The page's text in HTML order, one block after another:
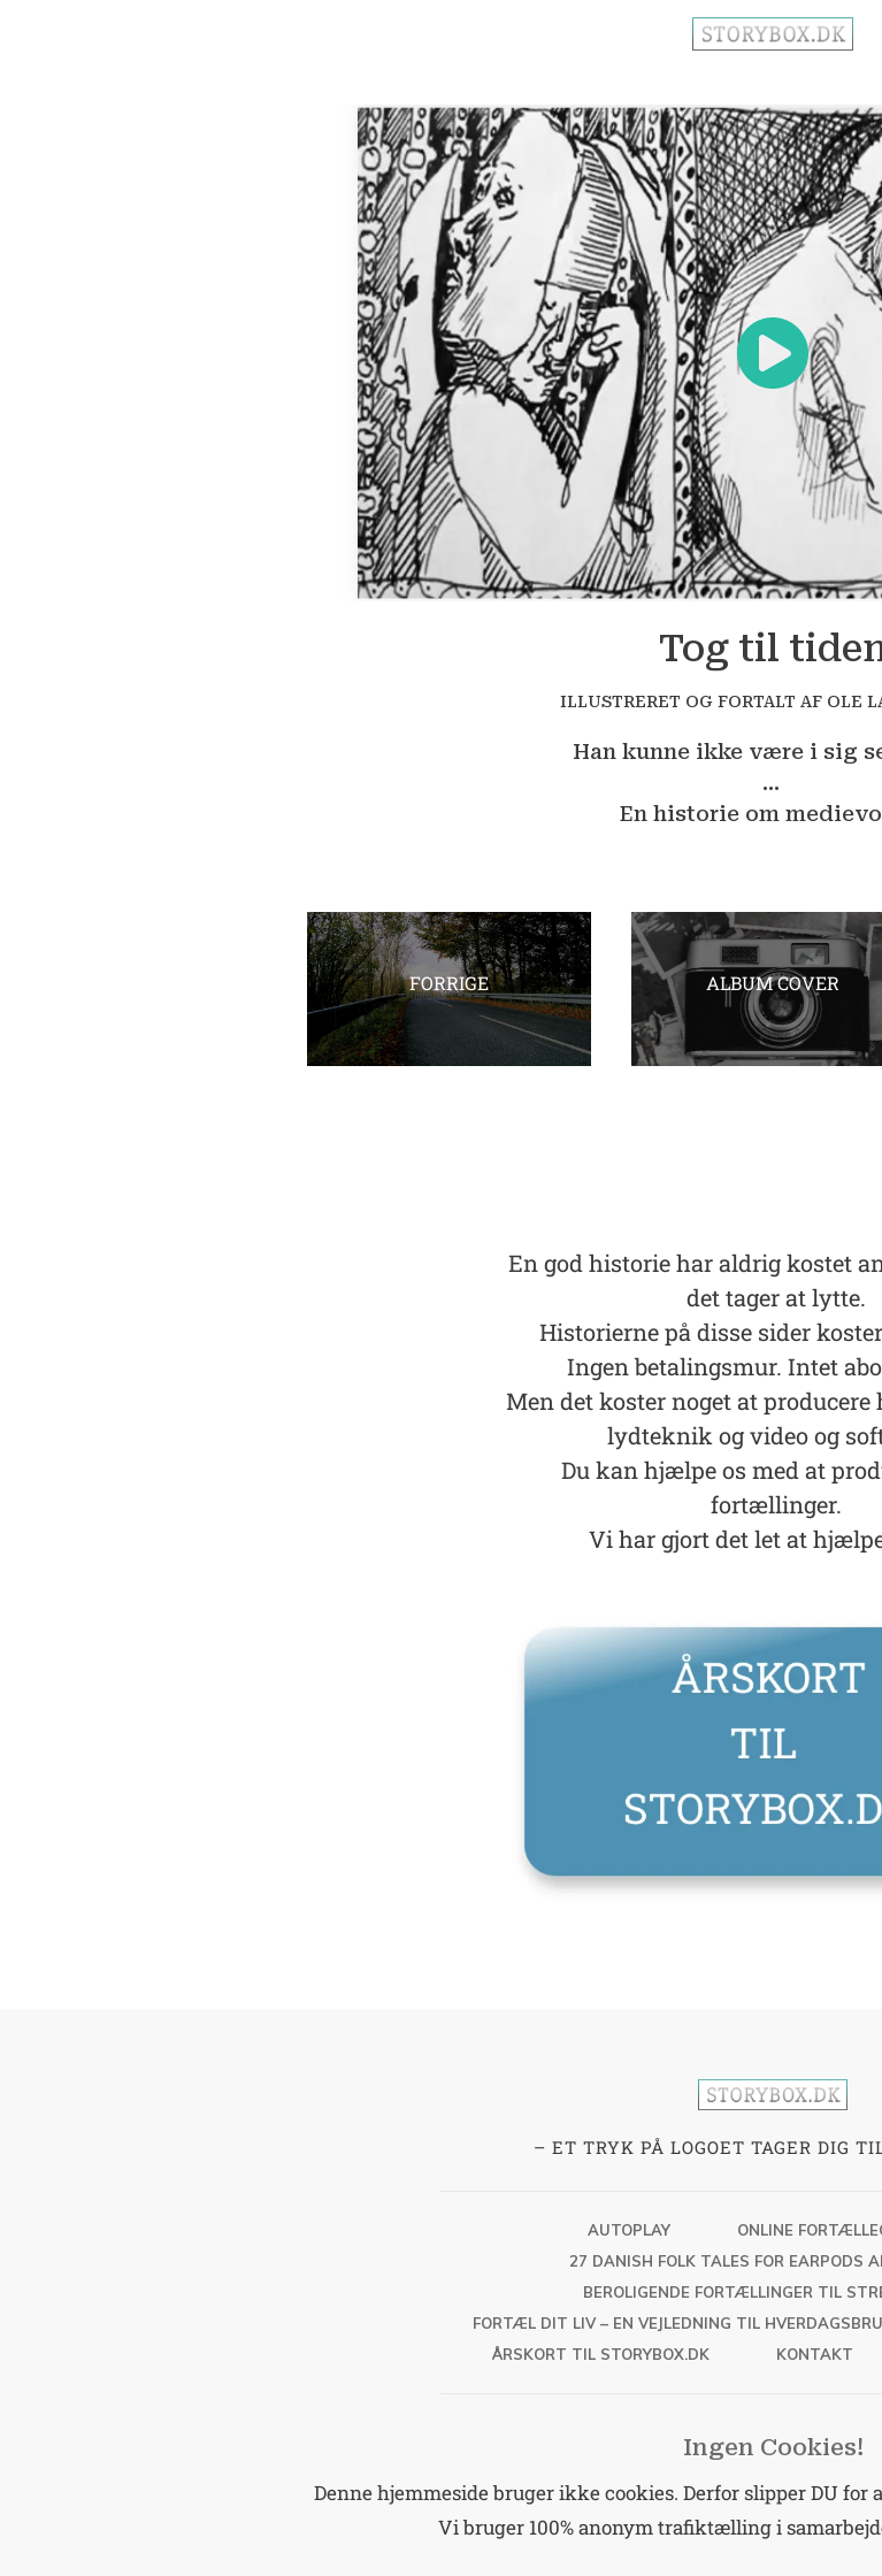
Tog til
ILLUSTRERET OG FORTALT AF OLE
Han kunne ikke være i sig
...
En historie om
FORRIGE ALBUM COVER
En god historie har aldrig kostet
det tager at lytte.
Historierne på disse sider
Ingen betalingsmur. Intet
Men det koster noget at
lydteknik og video og
Du kan hjælpe os med at
fortællinger.
Vi har gjort det let at
– ET TRYK PÅ LOGOET TAGER DIG
AUTOPLAY
ONLINE
27 DANISH FOLK TALES FOR EARPODS
BEROLIGENDE FORTÆLLINGER TIL
FORTÆL DIT LIV – EN VEJLEDNING TIL
ÅRSKORT TIL STORYBOX.DK
KONTAKT
Ingen Cookies!
Denne hjemmeside bruger ikke cookies. Derfor slipper DU
Vi bruger 100% anonym trafiktælling i